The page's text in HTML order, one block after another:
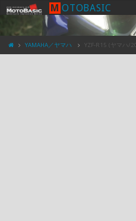
M OTOBASIC
YAMAHA／ヤマハ YZF-R15 (ヤマハ/